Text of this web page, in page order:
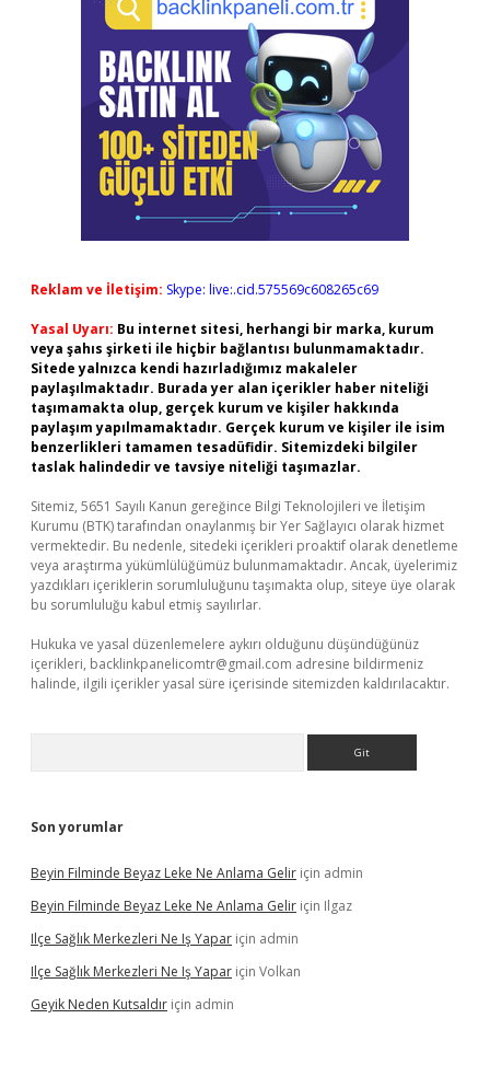
Reklam ve İletişim: Skype: live:.cid.575569c608265c69
Yasal Uyarı: Bu internet sitesi, herhangi bir marka, kurum
veya şahıs şirketi ile hiçbir bağlantısı bulunmamaktadır.
Sitede yalnızca kendi hazırladığımız makaleler
paylaşılmaktadır. Burada yer alan içerikler haber niteliği
taşımamakta olup, gerçek kurum ve kişiler hakkında
paylaşım yapılmamaktadır. Gerçek kurum ve kişiler ile isim
benzerlikleri tamamen tesadüfidir. Sitemizdeki bilgiler
taslak halindedir ve tavsiye niteliği taşımazlar.
Sitemiz, 5651 Sayılı Kanun gereğince Bilgi Teknolojileri ve İletişim
Kurumu (BTK) tarafından onaylanmış bir Yer Sağlayıcı olarak hizmet
vermektedir. Bu nedenle, sitedeki içerikleri proaktif olarak denetleme
veya araştırma yükümlülüğümüz bulunmamaktadır. Ancak, üyelerimiz
yazdıkları içeriklerin sorumluluğunu taşımakta olup, siteye üye olarak
bu sorumluluğu kabul etmiş sayılırlar.
Hukuka ve yasal düzenlemelere aykırı olduğunu düşündüğünüz
içerikleri, backlinkpanelicomtr@gmail.com adresine bildirmeniz
halinde, ilgili içerikler yasal süre içerisinde sitemizden kaldırılacaktır.
Son yorumlar
Beyin Filminde Beyaz Leke Ne Anlama Gelir için admin
Beyin Filminde Beyaz Leke Ne Anlama Gelir için Ilgaz
Ilçe Sağlık Merkezleri Ne Iş Yapar için admin
Ilçe Sağlık Merkezleri Ne Iş Yapar için Volkan
Geyik Neden Kutsaldır için admin